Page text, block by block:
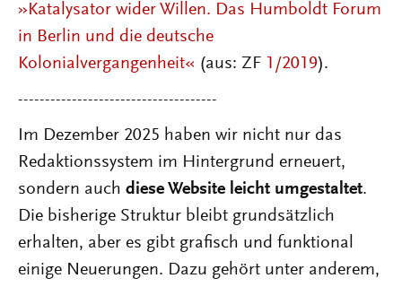
»Katalysator wider Willen. Das Humboldt Forum
in Berlin und die deutsche
Kolonialvergangenheit« (aus: ZF 1/2019).
-------------------------------------
Im Dezember 2025 haben wir nicht nur das
Redaktionssystem im Hintergrund erneuert,
sondern auch diese Website leicht umgestaltet.
Die bisherige Struktur bleibt grundsätzlich
erhalten, aber es gibt grafisch und funktional
einige Neuerungen. Dazu gehört unter anderem,